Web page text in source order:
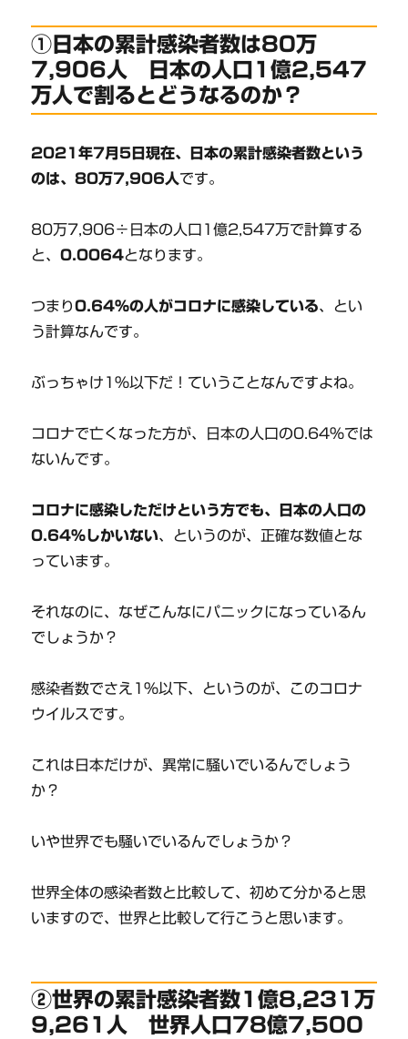
①日本の累計感染者数は80万
7,906人 日本の人口1億2,547
万人で割るとどうなるのか？
2021年7月5日現在、日本の累計感染者数という
のは、80万7,906人です。
80万7,906÷日本の人口1億2,547万で計算する
と、0.0064となります。
つまり0.64%の人がコロナに感染している、とい
う計算なんです。
ぶっちゃけ1％以下だ！ていうことなんですよね。
コロナで亡くなった方が、日本の人口の0.64%では
ないんです。
コロナに感染しただけという方でも、日本の人口の
0.64%しかいない、というのが、正確な数値とな
っています。
それなのに、なぜこんなにパニックになっているん
でしょうか？
感染者数でさえ1％以下、というのが、このコロナ
ウイルスです。
これは日本だけが、異常に騒いでいるんでしょう
か？
いや世界でも騒いでいるんでしょうか？
世界全体の感染者数と比較して、初めて分かると思
いますので、世界と比較して行こうと思います。
②世界の累計感染者数1億8,231万
9,261人 世界人口78億7,500